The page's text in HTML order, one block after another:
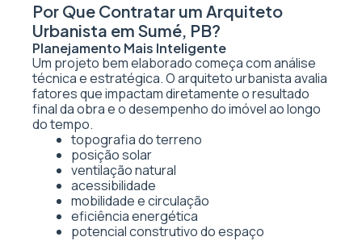
Por Que Contratar um Arquiteto
Urbanista em Sumé, PB?
Planejamento Mais Inteligente
Um projeto bem elaborado começa com análise
técnica e estratégica. O arquiteto urbanista avalia
fatores que impactam diretamente o resultado
final da obra e o desempenho do imóvel ao longo
do tempo.
topografia do terreno
posição solar
ventilação natural
acessibilidade
mobilidade e circulação
eficiência energética
potencial construtivo do espaço